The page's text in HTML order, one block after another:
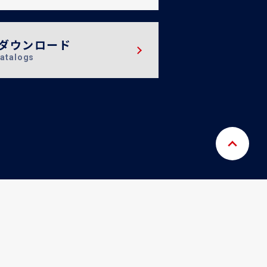
ウンロード